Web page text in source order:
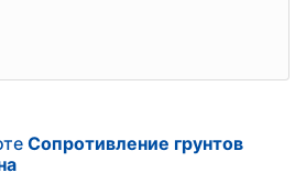
Сопротивление грунтов